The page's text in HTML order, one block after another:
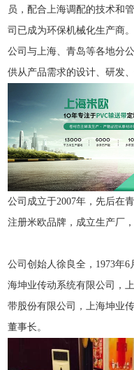
员，配合上海调配的技术和
司已成为环保机械化生产商。
公司与上海、青岛等各地分
供从产品需求的设计、研发
公司成立于2007年，先后在
注册米欧品牌，成立生产厂
公司创始人徐良全，1973年
海坤业传动系统有限公司，
带股份有限公司，上海坤业
董事长。